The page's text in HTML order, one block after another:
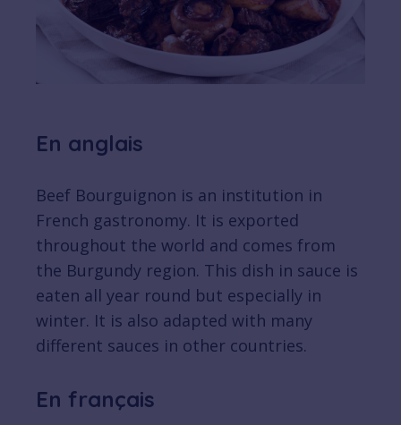
En anglais
Beef Bourguignon is an institution in
French gastronomy. It is exported
throughout the world and comes from
the Burgundy region. This dish in sauce is
eaten all year round but especially in
winter. It is also adapted with many
different sauces in other countries.
En français